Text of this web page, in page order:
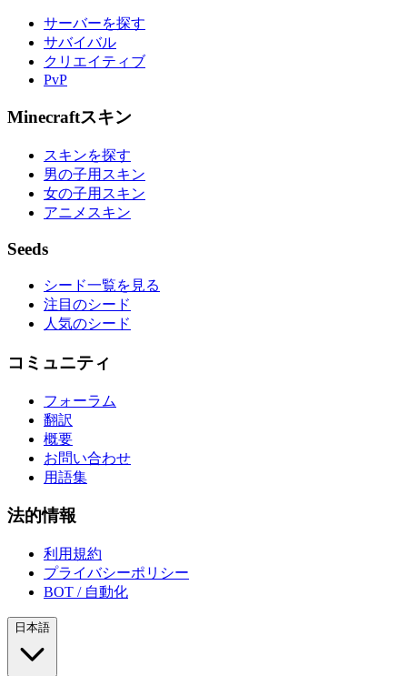
サーバーを探す
サバイバル
クリエイティブ
PvP
Minecraftスキン
スキンを探す
男の子用スキン
女の子用スキン
アニメスキン
Seeds
シード一覧を見る
注目のシード
人気のシード
コミュニティ
フォーラム
翻訳
概要
お問い合わせ
用語集
法的情報
利用規約
プライバシーポリシー
BOT / 自動化
日本語